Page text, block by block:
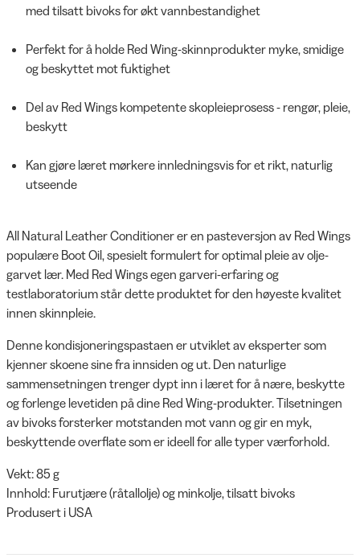
med tilsatt bivoks for økt vannbestandighet
Perfekt for å holde Red Wing-skinnprodukter myke, smidige
og beskyttet mot fuktighet
Del av Red Wings kompetente skopleieprosess - rengør, pleie,
beskytt
Kan gjøre læret mørkere innledningsvis for et rikt, naturlig
utseende
All Natural Leather Conditioner er en pasteversjon av Red Wings
populære Boot Oil, spesielt formulert for optimal pleie av olje-
garvet lær. Med Red Wings egen garveri-erfaring og
testlaboratorium står dette produktet for den høyeste kvalitet
innen skinnpleie.
Denne kondisjoneringspastaen er utviklet av eksperter som
kjenner skoene sine fra innsiden og ut. Den naturlige
sammensetningen trenger dypt inn i læret for å nære, beskytte
og forlenge levetiden på dine Red Wing-produkter. Tilsetningen
av bivoks forsterker motstanden mot vann og gir en myk,
beskyttende overflate som er ideell for alle typer værforhold.
Vekt: 85 g
Innhold: Furutjære (råtallolje) og minkolje, tilsatt bivoks
Produsert i USA